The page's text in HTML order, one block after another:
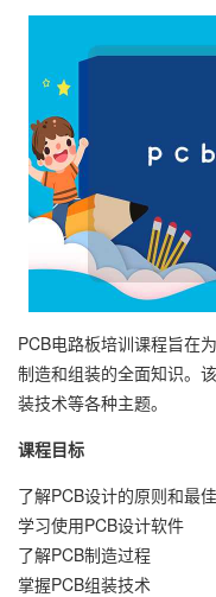
PCB电路板培训课程旨在
制造和组装的全面知识。
装技术等各种主题。
课程目标
了解PCB设计的原则和最
学习使用PCB设计软件
了解PCB制造过程
掌握PCB组装技术